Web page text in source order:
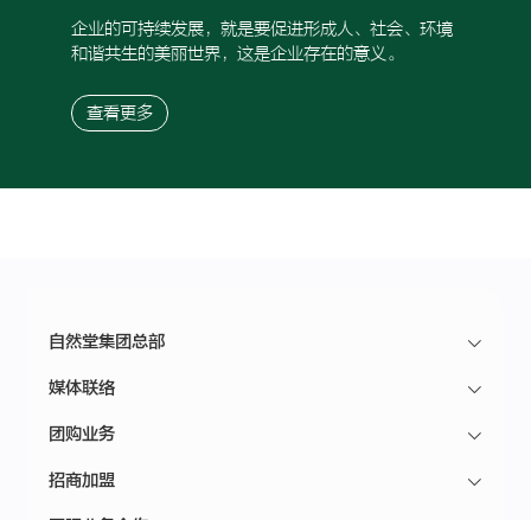
企业的可持续发展，就是要促进形成人、社会、环境
和谐共生的美丽世界，这是企业存在的意义。
查看更多
自然堂集团总部
媒体联络
团购业务
招商加盟